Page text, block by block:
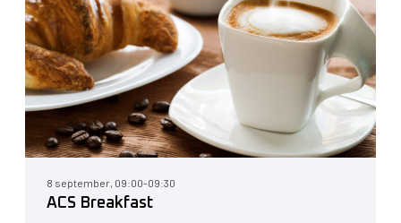
8 september, 09:00-09:30
ACS Breakfast